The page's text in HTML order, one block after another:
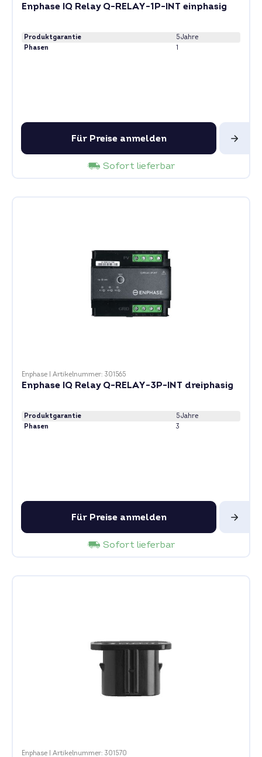
Enphase IQ Relay Q-RELAY-1P-INT einphasig
Produktgarantie
5 Jahre
Phasen
1
Für Preise anmelden
Sofort lieferbar
Enphase Artikelnummer: 301565
Enphase IQ Relay Q-RELAY-3P-INT dreiphasig
Produktgarantie
5 Jahre
Phasen
3
Für Preise anmelden
Sofort lieferbar
Enphase Artikelnummer: 301570